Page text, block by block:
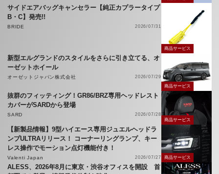
サイドエアバッグキャンセラー【純正カプラータイプ
B・C】発売!!
BRIDE 2026/07/31
商品サービス
新型エルグランドのスタイルをさらに引き立てる、オ
ーゼットホイール
オーゼットジャパン株式会社
2026/07/29
商品サービス
抜群のフィッティング！GR86/BRZ専用ヘッドレスト
カバーがSARDから登場
SARD
2026/07/28
商品サービス
【新製品情報】9型ハイエース専用ジュエルヘッドラ
ンプULTRAリリース！ コーナーリングランプ、キー
レス操作でモーション点灯機能付き！
Valenti Japan 2026/07/27 商品サービス
ALESS、2026年8月に東京・渋谷オフィスを開設 首